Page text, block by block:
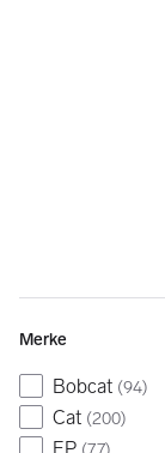
Merke
Bobcat (94)
Cat (200)
EP